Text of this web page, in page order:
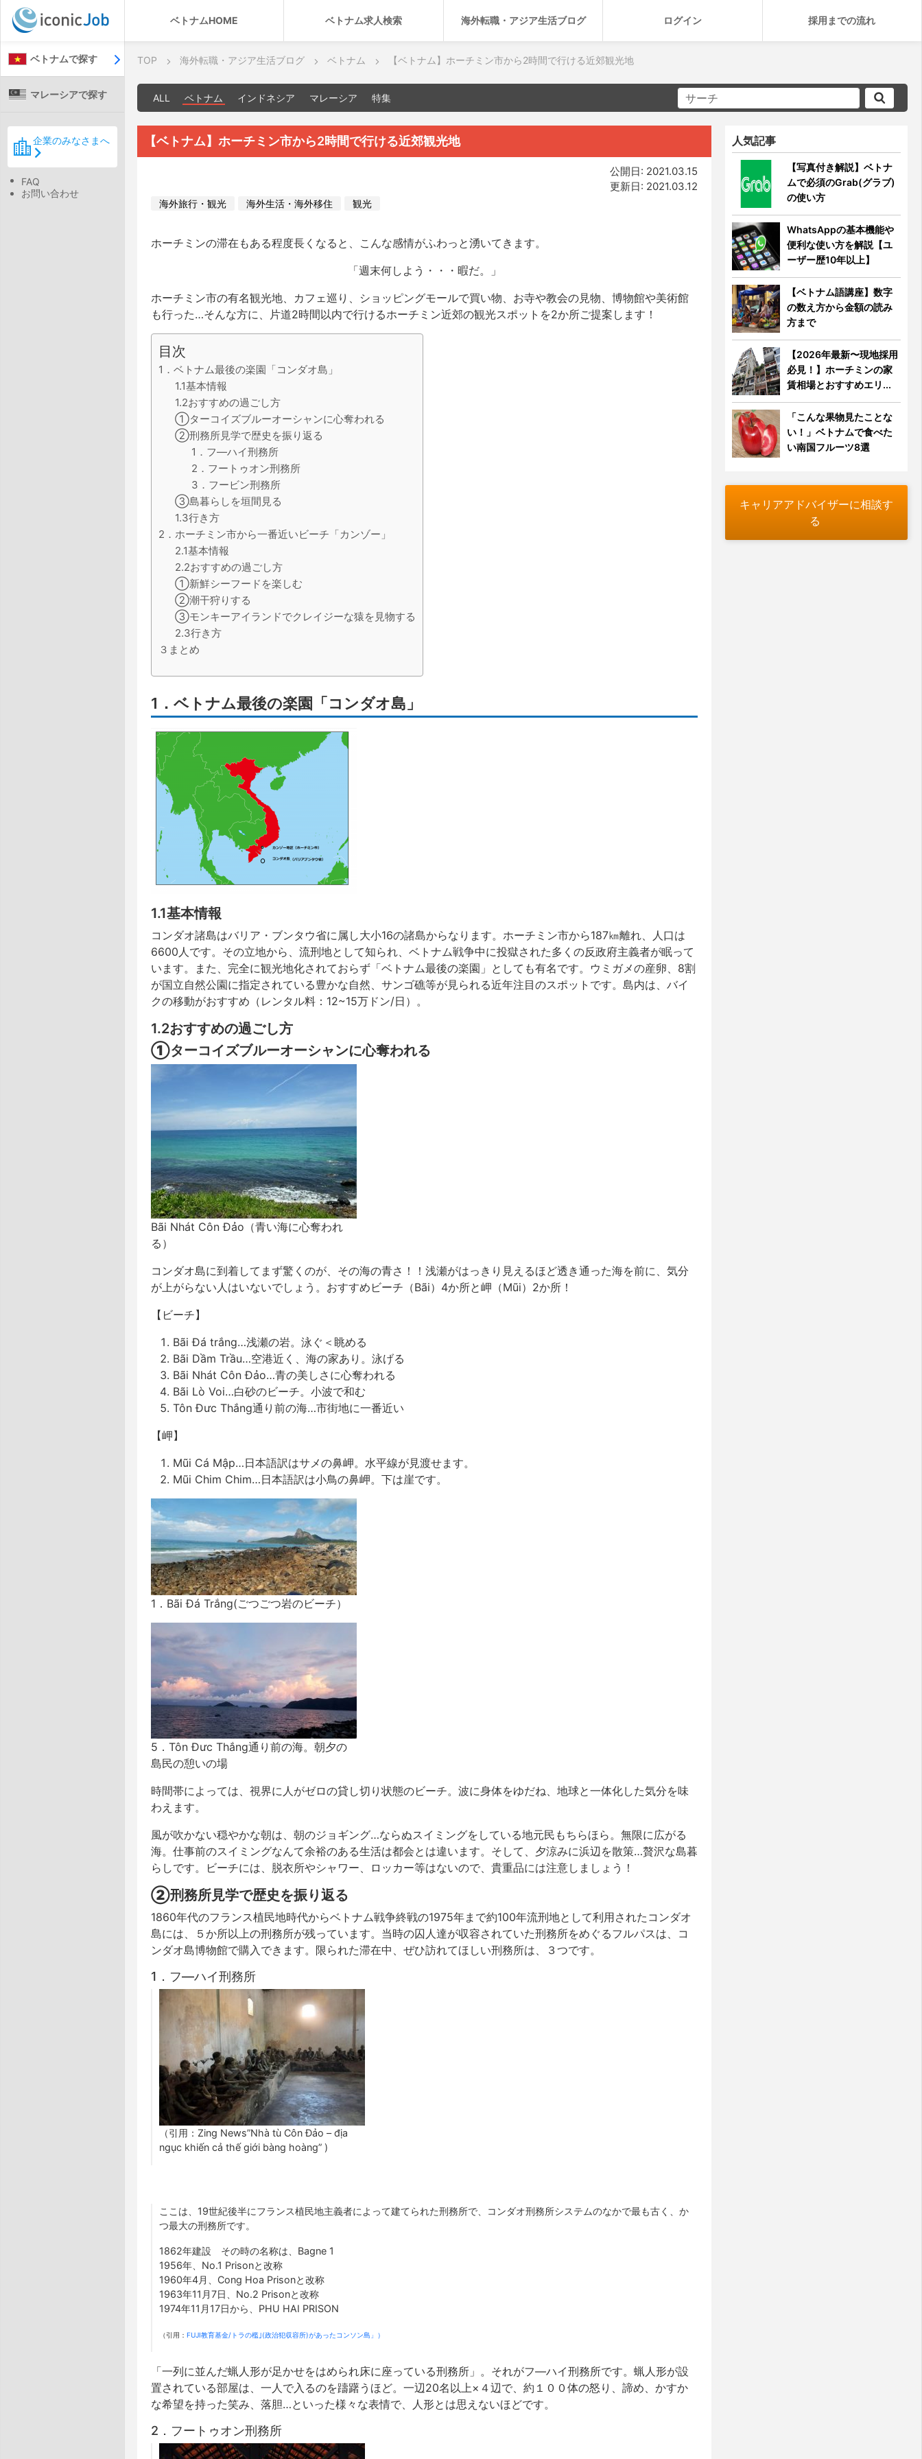
ベトナムHOME ベトナム求人検索 海外転職・アジア生活ブログ ログイン 採用までの流れ
ベトナムで探す
マレーシアで探す
企業のみなさまへ
FAQ
お問い合わせ
TOP 海外転職・アジア生活ブログ ベトナム 【ベトナム】ホーチミン市から2時間で行ける近郊観光地
ALL ベトナム インドネシア マレーシア 特集
【ベトナム】ホーチミン市から2時間で行ける近郊観光地
公開日: 2021.03.15
更新日: 2021.03.12
海外旅行・観光 海外生活・海外移住 観光
ホーチミンの滞在もある程度長くなると、こんな感情がふわっと湧いてきます。
「週末何しよう・・・暇だ。」
ホーチミン市の有名観光地、カフェ巡り、ショッピングモールで買い物、お寺や教会の見物、博物館や美術館
も行った…そんな方に、片道2時間以内で行けるホーチミン近郊の観光スポットを2か所ご提案します！
目次
1．ベトナム最後の楽園「コンダオ島」
1.1基本情報
1.2おすすめの過ごし方
①ターコイズブルーオーシャンに心奪われる
②刑務所見学で歴史を振り返る
1．フ―ハイ刑務所
2．フートゥオン刑務所
3．フービン刑務所
③島暮らしを垣間見る
1.3行き方
2．ホーチミン市から一番近いビーチ「カンゾー」
2.1基本情報
2.2おすすめの過ごし方
①新鮮シーフードを楽しむ
②潮干狩りする
③モンキーアイランドでクレイジーな猿を見物する
2.3行き方
３まとめ
1．ベトナム最後の楽園「コンダオ島」
1.1基本情報
コンダオ諸島はバリア・ブンタウ省に属し大小16の諸島からなります。ホーチミン市から187㎞離れ、人口は
6600人です。その立地から、流刑地として知られ、ベトナム戦争中に投獄された多くの反政府主義者が眠って
います。また、完全に観光地化されておらず「ベトナム最後の楽園」としても有名です。ウミガメの産卵、8割
が国立自然公園に指定されている豊かな自然、サンゴ礁等が見られる近年注目のスポットです。島内は、バイ
クの移動がおすすめ（レンタル料：12~15万ドン/日）。
1.2おすすめの過ごし方
①ターコイズブルーオーシャンに心奪われる
Bãi Nhát Côn Đảo（青い海に心奪われ
る）
コンダオ島に到着してまず驚くのが、その海の青さ！！浅瀬がはっきり見えるほど透き通った海を前に、気分
が上がらない人はいないでしょう。おすすめビーチ（Bãi）4か所と岬（Mũi）2か所！
【ビーチ】
Bãi Đá trắng…浅瀬の岩。泳ぐ＜眺める
Bãi Dầm Trầu…空港近く、海の家あり。泳げる
Bãi Nhát Côn Đảo…青の美しさに心奪われる
Bãi Lò Voi…白砂のビーチ。小波で和む
Tôn Đưc Thắng通り前の海…市街地に一番近い
【岬】
Mũi Cá Mập…日本語訳はサメの鼻岬。水平線が見渡せます。
Mũi Chim Chim…日本語訳は小鳥の鼻岬。下は崖です。
1．Bãi Đá Trắng(ごつごつ岩のビーチ）
5．Tôn Đưc Thắng通り前の海。朝夕の
島民の憩いの場
時間帯によっては、視界に人がゼロの貸し切り状態のビーチ。波に身体をゆだね、地球と一体化した気分を味
わえます。
風が吹かない穏やかな朝は、朝のジョギング…ならぬスイミングをしている地元民もちらほら。無限に広がる
海。仕事前のスイミングなんて余裕のある生活は都会とは違います。そして、夕涼みに浜辺を散策…贅沢な島暮
らしです。
ビーチには、脱衣所やシャワー、ロッカー等はないので、貴重品には注意しましょう！
②刑務所見学で歴史を振り返る
1860年代のフランス植民地時代からベトナム戦争終戦の1975年まで約100年流刑地として利用されたコンダオ
島には、５か所以上の刑務所が残っています。当時の囚人達が収容されていた刑務所をめぐるフルパスは、コ
ンダオ島博物館で購入できます。限られた滞在中、ぜひ訪れてほしい刑務所は、３つです。
1．フ―ハイ刑務所
（引用：Zing News”Nhà tù Côn Đảo – địa
ngục khiến cả thế giới bàng hoàng” )
ここは、19世紀後半にフランス植民地主義者によって建てられた刑務所で、コンダオ刑務所システムのなかで最も古く、か
つ最大の刑務所です。
1862年建設 その時の名称は、Bagne 1
1956年、No.1 Prisonと改称
1960年4月、Cong Hoa Prisonと改称
1963年11月7日、No.2 Prisonと改称
1974年11月17日から、PHU HAI PRISON
（引用： FUJI教育基金/トラの檻｣(政治犯収容所)があったコンソン島」）
「一列に並んだ蝋人形が足かせをはめられ床に座っている刑務所」。それがフ―ハイ刑務所です。蝋人形が設
置されている部屋は、一人で入るのを躊躇うほど。一辺20名以上×４辺で、約１００体の怒り、諦め、かすか
な希望を持った笑み、落胆…といった様々な表情で、人形とは思えないほどです。
2．フートゥオン刑務所
人気記事
【写真付き解説】ベトナ
ムで必須のGrab(グラブ)
の使い方
WhatsAppの基本機能や
便利な使い方を解説【ユ
ーザー歴10年以上】
【ベトナム語講座】数字
の数え方から金額の読み
方まで
【2026年最新〜現地採用
必見！】ホーチミンの家
賃相場とおすすめエリ...
「こんな果物見たことな
い！」ベトナムで食べた
い南国フルーツ8選
キャリアアドバイザーに相談す
る